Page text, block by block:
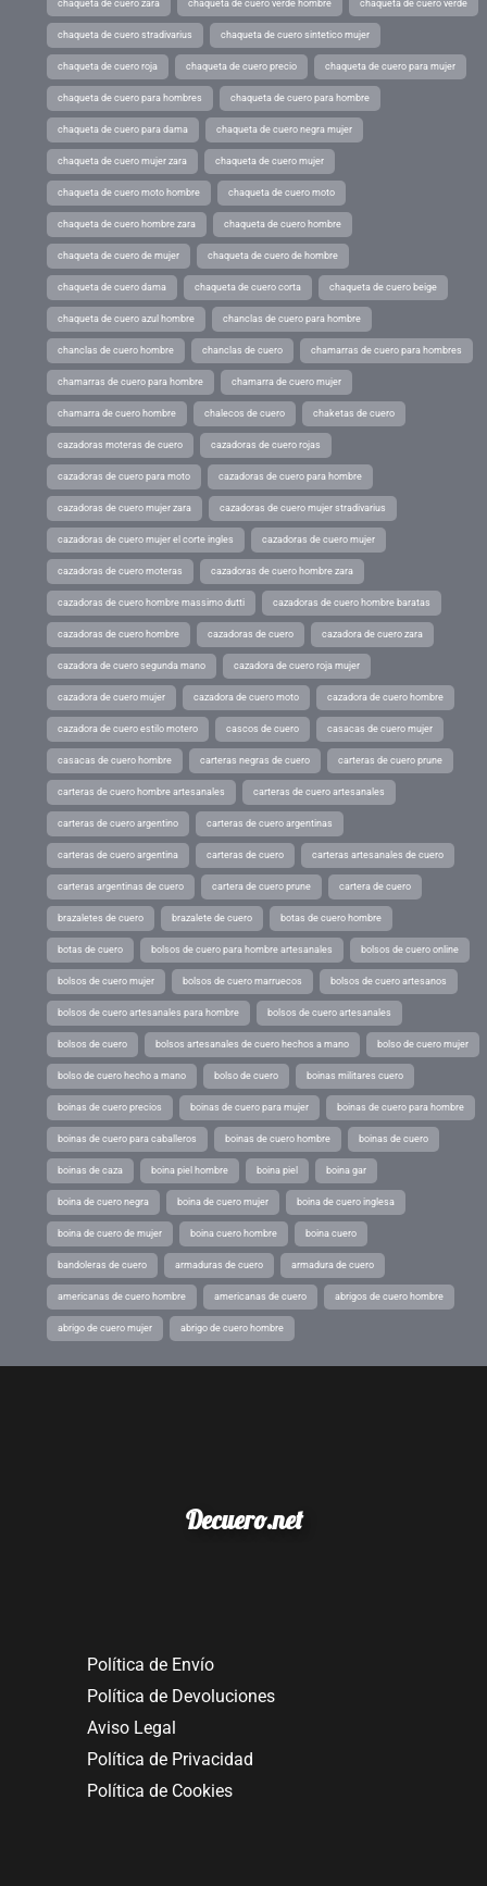
chaqueta de cuero zara chaqueta de cuero verde hombre chaqueta de cuero verde
chaqueta de cuero stradivarius chaqueta de cuero sintetico mujer
chaqueta de cuero roja chaqueta de cuero precio chaqueta de cuero para mujer
chaqueta de cuero para hombres chaqueta de cuero para hombre
chaqueta de cuero para dama chaqueta de cuero negra mujer
chaqueta de cuero mujer zara chaqueta de cuero mujer
chaqueta de cuero moto hombre chaqueta de cuero moto
chaqueta de cuero hombre zara chaqueta de cuero hombre
chaqueta de cuero de mujer chaqueta de cuero de hombre
chaqueta de cuero dama chaqueta de cuero corta chaqueta de cuero beige
chaqueta de cuero azul hombre chanclas de cuero para hombre
chanclas de cuero hombre chanclas de cuero chamarras de cuero para hombres
chamarras de cuero para hombre chamarra de cuero mujer
chamarra de cuero hombre chalecos de cuero chaketas de cuero
cazadoras moteras de cuero cazadoras de cuero rojas
cazadoras de cuero para moto cazadoras de cuero para hombre
cazadoras de cuero mujer zara cazadoras de cuero mujer stradivarius
cazadoras de cuero mujer el corte ingles cazadoras de cuero mujer
cazadoras de cuero moteras cazadoras de cuero hombre zara
cazadoras de cuero hombre massimo dutti cazadoras de cuero hombre baratas
cazadoras de cuero hombre cazadoras de cuero cazadora de cuero zara
cazadora de cuero segunda mano cazadora de cuero roja mujer
cazadora de cuero mujer cazadora de cuero moto cazadora de cuero hombre
cazadora de cuero estilo motero cascos de cuero casacas de cuero mujer
casacas de cuero hombre carteras negras de cuero carteras de cuero prune
carteras de cuero hombre artesanales carteras de cuero artesanales
carteras de cuero argentino carteras de cuero argentinas
carteras de cuero argentina carteras de cuero carteras artesanales de cuero
carteras argentinas de cuero cartera de cuero prune cartera de cuero
brazaletes de cuero brazalete de cuero botas de cuero hombre
botas de cuero bolsos de cuero para hombre artesanales bolsos de cuero online
bolsos de cuero mujer bolsos de cuero marruecos bolsos de cuero artesanos
bolsos de cuero artesanales para hombre bolsos de cuero artesanales
bolsos de cuero bolsos artesanales de cuero hechos a mano bolso de cuero mujer
bolso de cuero hecho a mano bolso de cuero boinas militares cuero
boinas de cuero precios boinas de cuero para mujer boinas de cuero para hombre
boinas de cuero para caballeros boinas de cuero hombre boinas de cuero
boinas de caza boina piel hombre boina piel boina gar
boina de cuero negra boina de cuero mujer boina de cuero inglesa
boina de cuero de mujer boina cuero hombre boina cuero
bandoleras de cuero armaduras de cuero armadura de cuero
americanas de cuero hombre americanas de cuero abrigos de cuero hombre
abrigo de cuero mujer abrigo de cuero hombre
Decuero.net
Política de Envío
Política de Devoluciones
Aviso Legal
Política de Privacidad
Política de Cookies